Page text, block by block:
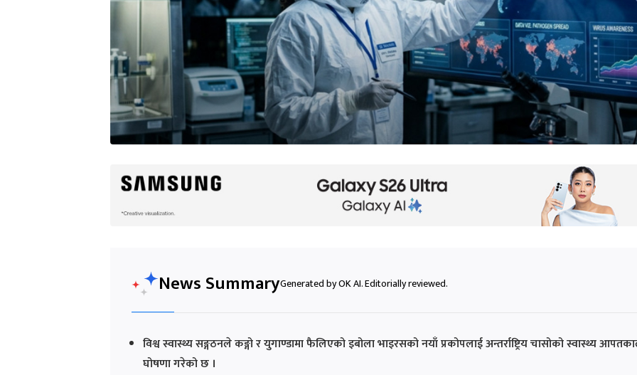
News SummaryGenerated by OK AI. Editorially reviewed.
विश्व स्वास्थ्य सङ्गठनले कङ्गो र युगाण्डामा फैलिएको इबोला भाइरसको नयाँ प्रकोपलाई अन्तर्राष्ट्रिय चासोको स्वास्थ्य
घोषणा गरेको छ ।